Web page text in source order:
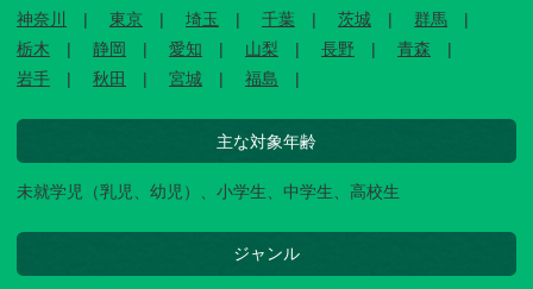
神奈川 東京 埼玉 千葉 茨城
群馬
栃木
静岡 愛知 山梨 長野
青森
岩手
秋田 宮城 福島
主な対象年齢
未就学児（乳児、幼児）、小学生、中学生、高校生
ジャンル